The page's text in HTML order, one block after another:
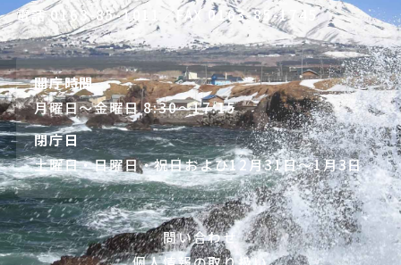
電話0163-85-1011 ／FAX 0163-85-1745
開庁時間
月曜日～金曜日 8:30～17:15
閉庁日
土曜日・日曜日・祝日および12月31日～1月3日
問い合わせ